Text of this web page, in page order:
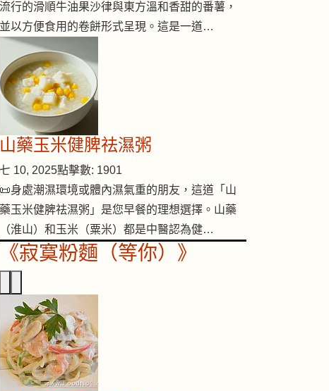
流行的滑順牛油果沙律與東方溫和香甜的番薯，
並以方便食用的卷餅形式呈現。這是一道…
山藥玉米健脾祛濕粥
七 10, 2025點擊數: 1901
📜身處潮濕環境或體內濕氣重的朋友，這道「山
藥玉米健脾祛濕粥」是您早餐的理想選擇。山藥
（淮山）和玉米（粟米）都是中醫認為健…
《寂寞粉麵（等你）》